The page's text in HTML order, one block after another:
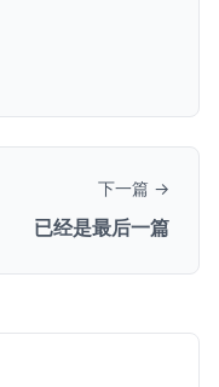
下一篇 →
已经是最后一篇